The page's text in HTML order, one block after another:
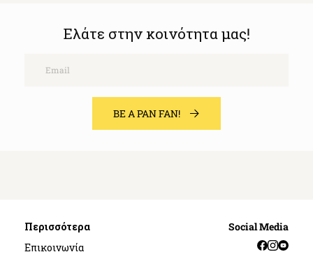
Ελάτε στην κοινότητα μας!
BE A PAN FAN!
Περισσότερα
Επικοινωνία
Social Media
Facebook